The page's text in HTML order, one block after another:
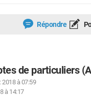
Répondre
de particuliers
2018 à 07:59
à 14:17